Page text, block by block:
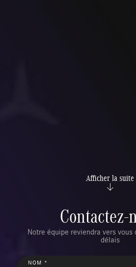
Afficher la suite
Contactez-
Notre équipe reviendra vers
délais
NOM *